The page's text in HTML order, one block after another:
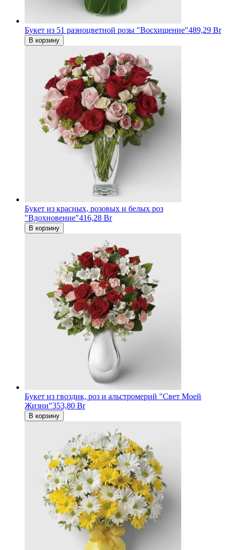
Букет из 51 разноцветной розы "Восхищение"489,29 Br
В корзину
Букет из красных, розовых и белых роз
"Вдохновение"416,28 Br
В корзину
Букет из гвоздик, роз и альстромерий "Свет Моей
Жизни"353,80 Br
В корзину